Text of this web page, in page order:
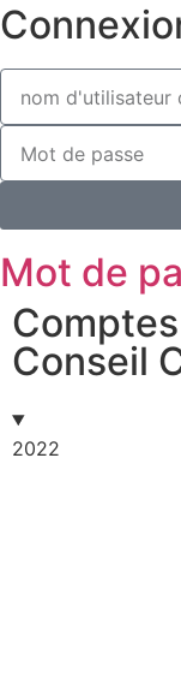
Mot de
Conseil
2022